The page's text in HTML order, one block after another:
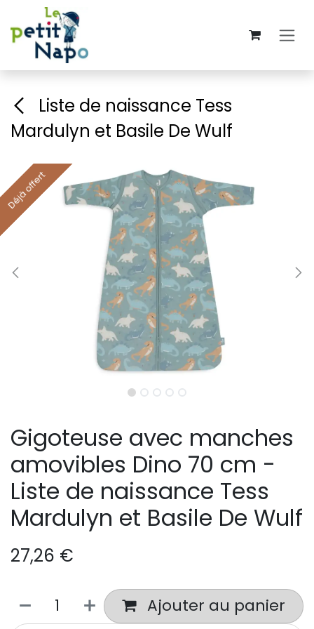
Se rendre au contenu
Liste de naissance Tess
Mardulyn et Basile De Wulf
Déjà offert
Déjà offert
Gigoteuse avec manches
amovibles Dino 70 cm -
Liste de naissance Tess
Mardulyn et Basile De Wulf
27,26 €
Ajouter au panier